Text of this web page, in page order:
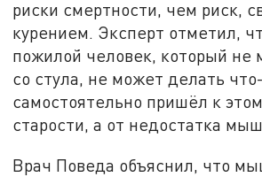
риски смертности, чем риск,
курением. Эксперт отметил,
пожилой человек, который не
со стула, не может делать
самостоятельно пришёл к
старости, а от недостатка
Врач Поведа объяснил, что